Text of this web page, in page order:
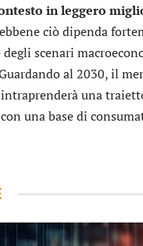
in leggero
ciò dipenda
degli scenari
al 2030, il
una
una base di